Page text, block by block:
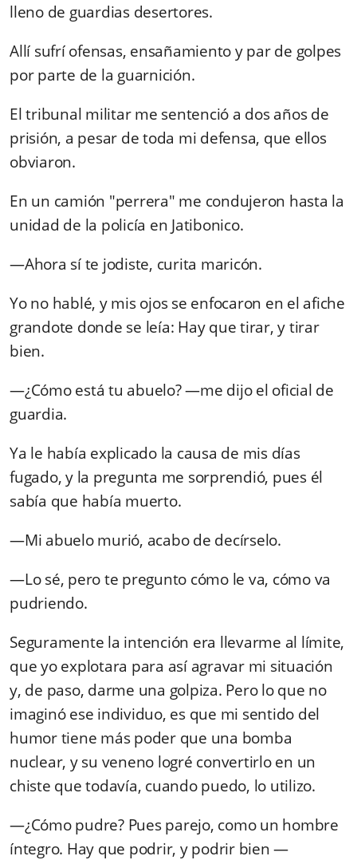
lleno de guardias desertores.
Allí sufrí ofensas, ensañamiento y par de golpes
por parte de la guarnición.
El tribunal militar me sentenció a dos años de
prisión, a pesar de toda mi defensa, que ellos
obviaron.
En un camión "perrera" me condujeron hasta la
unidad de la policía en Jatibonico.
—Ahora sí te jodiste, curita maricón.
Yo no hablé, y mis ojos se enfocaron en el afiche
grandote donde se leía: Hay que tirar, y tirar
bien.
—¿Cómo está tu abuelo? —me dijo el oficial de
guardia.
Ya le había explicado la causa de mis días
fugado, y la pregunta me sorprendió, pues él
sabía que había muerto.
—Mi abuelo murió, acabo de decírselo.
—Lo sé, pero te pregunto cómo le va, cómo va
pudriendo.
Seguramente la intención era llevarme al límite,
que yo explotara para así agravar mi situación
y, de paso, darme una golpiza. Pero lo que no
imaginó ese individuo, es que mi sentido del
humor tiene más poder que una bomba
nuclear, y su veneno logré convertirlo en un
chiste que todavía, cuando puedo, lo utilizo.
—¿Cómo pudre? Pues parejo, como un hombre
íntegro. Hay que podrir, y podrir bien —